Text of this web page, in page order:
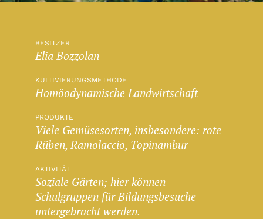
BESITZER
Elia Bozzolan
KULTIVIERUNGSMETHODE
Homöodynamische Landwirtschaft
PRODUKTE
Viele Gemüsesorten, insbesondere: rote
Rüben, Ramolaccio, Topinambur
AKTIVITÄT
Soziale Gärten; hier können
Schulgruppen für Bildungsbesuche
untergebracht werden.